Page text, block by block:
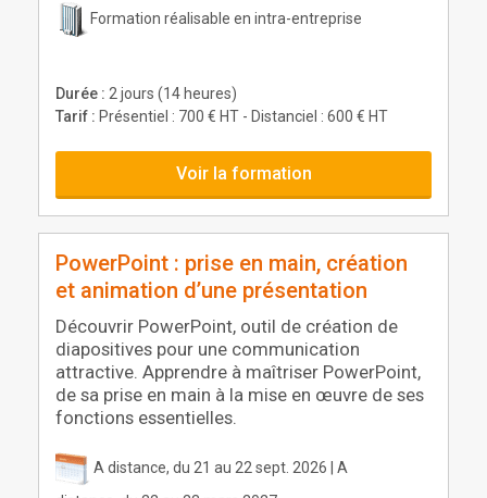
Formation réalisable en intra-entreprise
Durée : 2 jours (14 heures)
Tarif : Présentiel : 700 € HT - Distanciel : 600 € HT
Voir la formation
PowerPoint : prise en main, création
et animation d’une présentation
Découvrir PowerPoint, outil de création de
diapositives pour une communication
attractive. Apprendre à maîtriser PowerPoint,
de sa prise en main à la mise en œuvre de ses
fonctions essentielles.
A distance, du 21 au 22 sept. 2026 | A